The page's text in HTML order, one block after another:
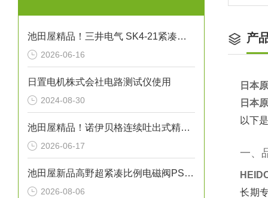
池田屋精品！三井电气 SK4-21紧凑型单据打印机 参数介绍
2026-06-16
日置电机株式会社电路测试仪使用
2024-08-30
池田屋精品！诺伊贝格连续吐出式精密点胶机 RN10 参数介绍
2026-06-17
池田屋新品高野超紧凑比例电磁阀PSV-01T-020正式发布
2026-08-06
产
日本
日本
以下
一、
长期